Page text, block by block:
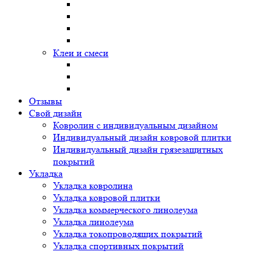
Клеи и смеси
Отзывы
Свой дизайн
Ковролин с индивидуальным дизайном
Индивидуальный дизайн ковровой плитки
Индивидуальный дизайн грязезащитных
покрытий
Укладка
Укладка ковролина
Укладка ковровой плитки
Укладка коммерческого линолеума
Укладка линолеума
Укладка токопроводящих покрытий
Укладка спортивных покрытий